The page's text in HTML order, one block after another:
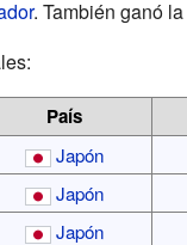
. También ganó la
País
Japón
Japón
Japón